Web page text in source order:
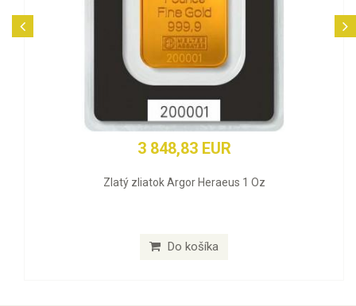
3 848,83 EUR
Zlatý zliatok Argor Heraeus 1 Oz
Do košíka